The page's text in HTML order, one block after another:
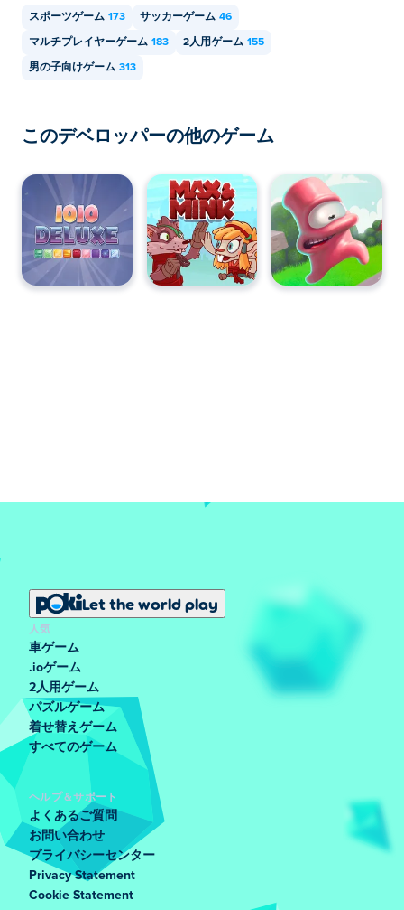
スポーツゲーム 173 サッカーゲーム 46
マルチプレイヤーゲーム 183 2人用ゲーム 155
男の子向けゲーム 313
このデベロッパーの他のゲーム
Let the world play
人気
車ゲーム
.ioゲーム
2人用ゲーム
パズルゲーム
着せ替えゲーム
すべてのゲーム
ヘルプ＆サポート
よくあるご質問
お問い合わせ
プライバシーセンター
Privacy Statement
Cookie Statement